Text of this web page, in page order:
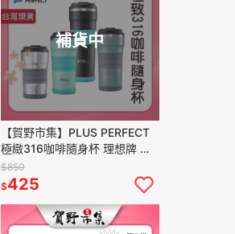
補貨中
【賀野市集】PLUS PERFECT
極緻316咖啡隨身杯 理想牌 不
鏽鋼保溫杯 保溫 保冷 隨行杯
冰霸杯 環保杯 防漏
$850
$425